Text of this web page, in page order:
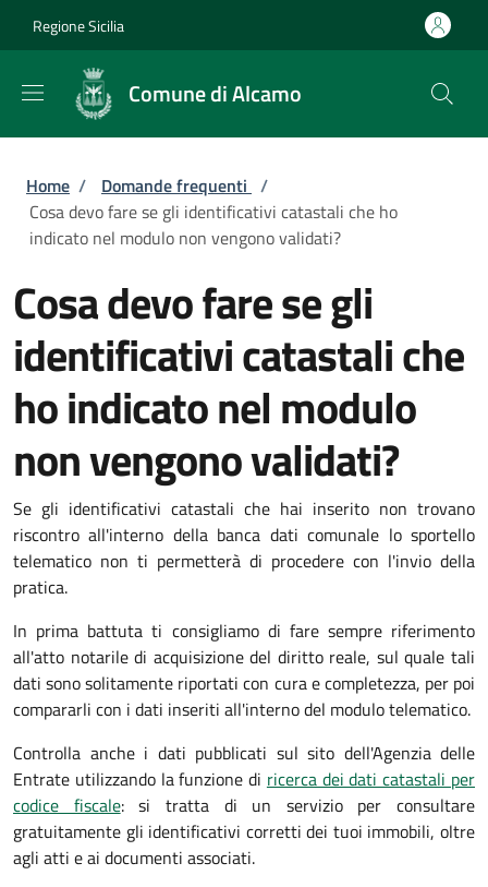
Regione Sicilia
Comune di Alcamo
Briciole di pane
Home / Domande frequenti /
Cosa devo fare se gli identificativi catastali che ho
indicato nel modulo non vengono validati?
Cosa devo fare se gli
identificativi catastali che
ho indicato nel modulo
non vengono validati?
Se gli identificativi catastali che hai inserito non trovano
riscontro all'interno della banca dati comunale lo sportello
telematico non ti permetterà di procedere con l'invio della
pratica.
In prima battuta ti consigliamo di fare sempre riferimento
all'atto notarile di acquisizione del diritto reale, sul quale tali
dati sono solitamente riportati con cura e completezza, per poi
compararli con i dati inseriti all'interno del modulo telematico.
Controlla anche i dati pubblicati sul sito dell'Agenzia delle
Entrate utilizzando la funzione di ricerca dei dati catastali per
codice fiscale: si tratta di un servizio per consultare
gratuitamente gli identificativi corretti dei tuoi immobili, oltre
agli atti e ai documenti associati.